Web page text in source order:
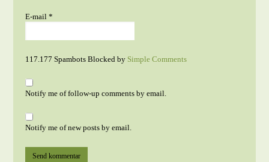
E-mail*
117.177 Spambots Blocked by Simple Comments
Notify me of follow-up comments by email.
Notify me of new posts by email.